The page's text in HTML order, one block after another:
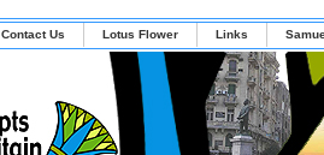
Contact Us Lotus Flower Links